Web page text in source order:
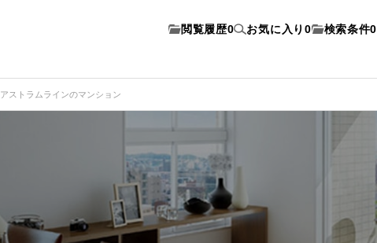
閲覧履歴0 お気に入り 0 検索条件0
アストラムラインのマンション